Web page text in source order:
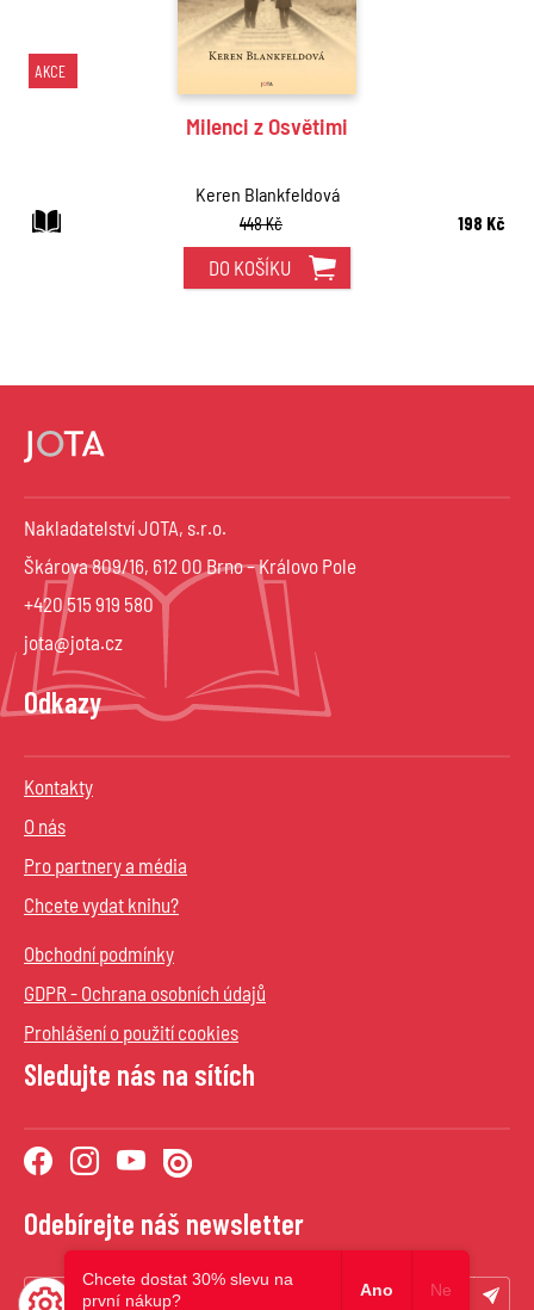
AKCE
Milenci z Osvětimi
Keren Blankfeldová
448 Kč
198 Kč
DO KOŠÍKU
Nakladatelství JOTA, s.r.o.
Škárova 809/16, 612 00 Brno – Královo Pole
+420 515 919 580
jota@jota.cz
Odkazy
Kontakty
O nás
Pro partnery a média
Chcete vydat knihu?
Obchodní podmínky
GDPR - Ochrana osobních údajů
Prohlášení o použití cookies
Sledujte nás na sítích
Odebírejte náš newsletter
Chcete dostat 30% slevu na
první nákup?
Ano Ne